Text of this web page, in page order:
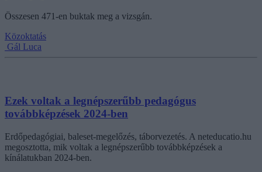
Összesen 471-en buktak meg a vizsgán.
Közoktatás
Gál Luca
Ezek voltak a legnépszerűbb pedagógus
továbbképzések 2024-ben
Erdőpedagógiai, baleset-megelőzés, táborvezetés. A neteducatio.hu
megosztotta, mik voltak a legnépszerűbb továbbképzések a
kínálatukban 2024-ben.